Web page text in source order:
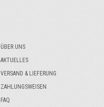
ÜBER UNS
AKTUELLES
VERSAND & LIEFERUNG
ZAHLUNGSWEISEN
FAQ